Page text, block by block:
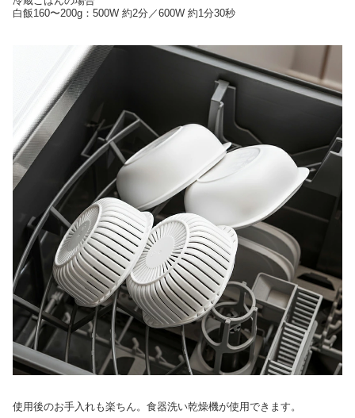
白飯160〜200g：500W 約2分／600W 約1分30秒
使用後のお手入れも楽ちん。食器洗い乾燥機が使用できます。